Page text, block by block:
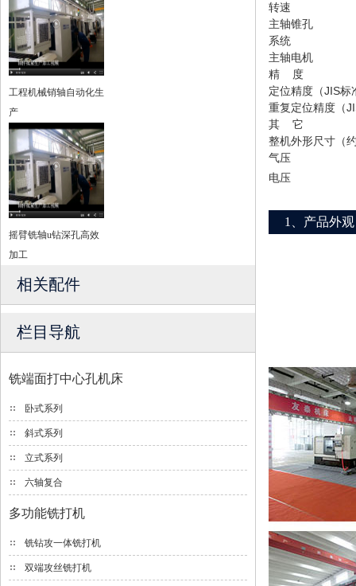
工程机械销轴自动化生
产
摇臂铣轴u钻深孔高效
加工
相关配件
栏目导航
铣端面打中心孔机床
卧式系列
斜式系列
立式系列
六轴复合
多功能铣打机
铣钻攻一体铣打机
双端攻丝铣打机
转速
主轴锥孔
系统
主轴电机
精 度
定位精度（JIS标
重复定位精度（
其 它
整机外形尺寸（
气压
电压
1、产品外观